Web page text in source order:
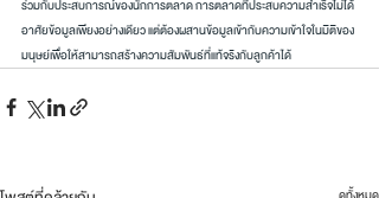
ร่วมกับประสบการณ์ของนักการตลาด การตลาดที่ประสบความสำเร็จไม่ได้
อาศัยข้อมูลเพียงอย่างเดียว แต่ต้องผสานข้อมูลเข้ากับความเข้าใจในมิติของ
มนุษย์เพื่อให้สามารถสร้างความสัมพันธ์ที่แท้จริงกับลูกค้าได้